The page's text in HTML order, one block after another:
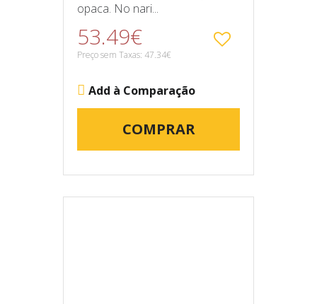
opaca. No nari...
53.49€
Preço sem Taxas: 47.34€
Add à Comparação
COMPRAR